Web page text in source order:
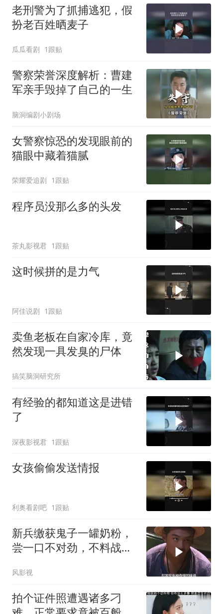
老刑警为了抓捕逃犯，假
扮老百姓晒麦子
瓜瓜看剧 1跟贴
警察荣誉深度解析：曹建
军亲手毁掉了自己的一生
脑洞编剧小剧场
女警察惊恐的发现眼前的
猫眼中藏着猫腻
荣耀爱追剧 1跟贴
程序员没那么多的头发
茶丸影视君 1跟贴
这时候拼的是力气
阿佳说剧 1跟贴
卖鱼老板在自家冷库，竟
然发现一具发臭的尸体
搞笑脑洞研究所
有经验的都知道这是进错
了
深夜影视君 1跟贴
女孩偷偷发送情报
利奥看剧吧 1跟贴
新兵缴获鬼子一罐奶粉，
尝一口不对劲，不料战友
风影视
拍个证件照遭遇诸多刁